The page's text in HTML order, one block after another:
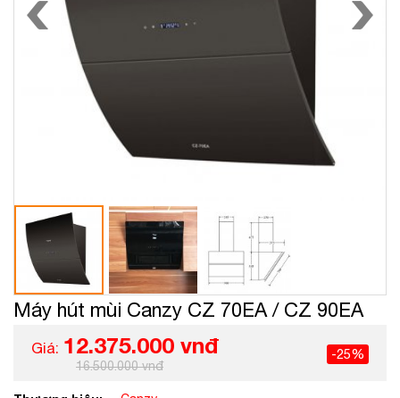
Máy hút mùi Canzy CZ 70EA / CZ 90EA
Giá: 12.375.000 vnđ
16.500.000 vnđ
-25%